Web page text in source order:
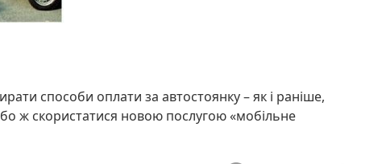
способи оплати за автостоянку – як і раніше,
ж скористатися новою послугою «мобільне